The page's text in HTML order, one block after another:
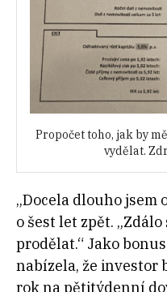
Propočet toho, jak by
vydělat.
„Docela dlouho jsem
o šest let zpět.
prodělat.“ Jako
nabízela, že investor
rok na pětitýdenní